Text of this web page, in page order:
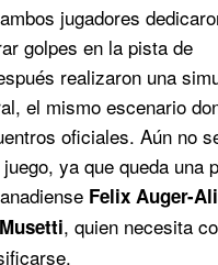
jugadores
golpes en la pista de
realizaron una
el mismo escenario
oficiales. Aún no
ya que queda una
Felix Auger-
, quien necesita